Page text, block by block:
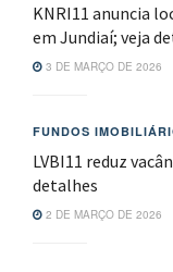
KNRI11 anuncia
em Jundiaí; veja
3 DE MARÇO DE 2026
FUNDOS
LVBI11 reduz
detalhes
2 DE MARÇO DE 2026